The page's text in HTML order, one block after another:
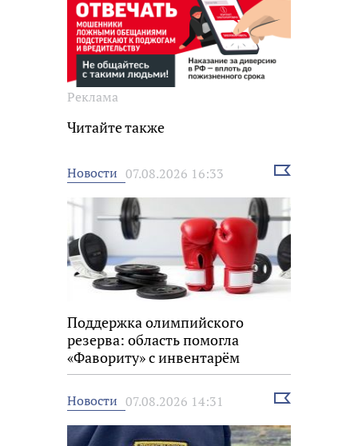
Реклама
Читайте также
Новости 07.08.2026 16:33
Выбрать
Поддержка олимпийского
резерва: область помогла
«Фавориту» с инвентарём
Новости 07.08.2026 14:31
Выбрать